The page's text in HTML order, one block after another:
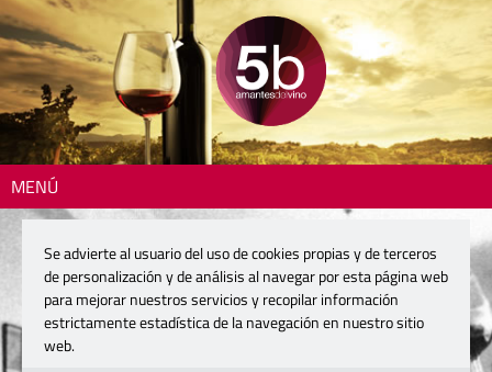
MENÚ
Se advierte al usuario del uso de cookies propias y de terceros
de personalización y de análisis al navegar por esta página web
para mejorar nuestros servicios y recopilar información
estrictamente estadística de la navegación en nuestro sitio
web.